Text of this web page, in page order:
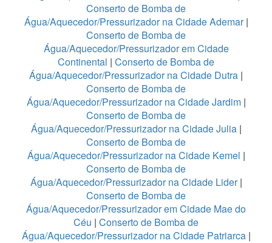
Conserto de Bomba de
Água/Aquecedor/Pressurizador na Cidade Ademar|
Conserto de Bomba de
Água/Aquecedor/Pressurizador em Cidade
Continental | Conserto de Bomba de
Água/Aquecedor/Pressurizador na Cidade Dutra |
Conserto de Bomba de
Água/Aquecedor/Pressurizador na Cidade Jardim|
Conserto de Bomba de
Água/Aquecedor/Pressurizador na Cidade Julia |
Conserto de Bomba de
Água/Aquecedor/Pressurizador na Cidade Kemel |
Conserto de Bomba de
Água/Aquecedor/Pressurizador na Cidade Lider|
Conserto de Bomba de
Água/Aquecedor/Pressurizador em Cidade Mae do
Céu | Conserto de Bomba de
Água/Aquecedor/Pressurizador na Cidade Patriarca|